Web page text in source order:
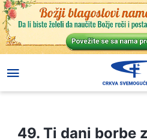
49. Ti dani borbe za ugled i korist
49. Ti dani borbe